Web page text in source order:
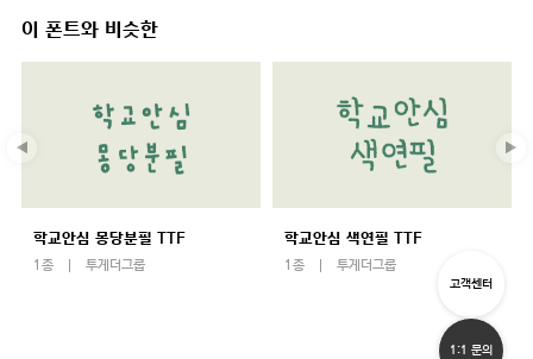
이 폰트와 비슷한
학교안심 몽당분필 TTF
1종 투게더그룹
학교안심 색연필 TTF
1종 투게더그룹
고객센터
1:1 문의